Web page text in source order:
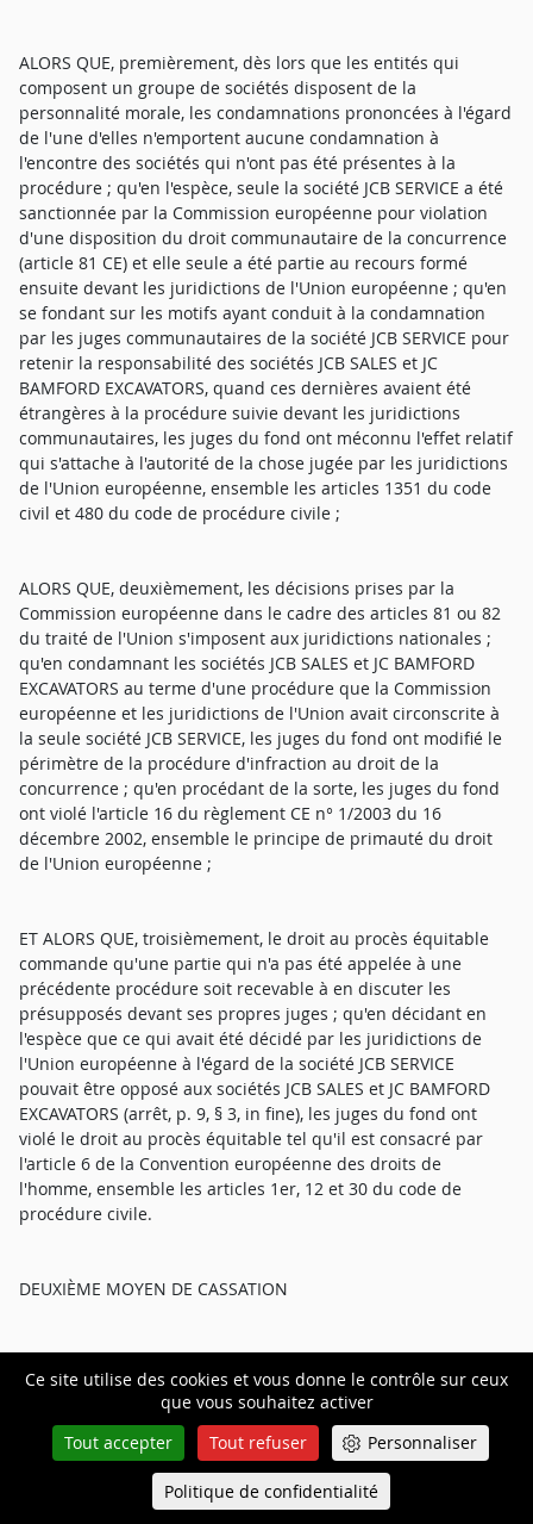
Ce site utilise des cookies et vous donne le contrôle sur ceux
que vous souhaitez activer
Tout accepter
Tout refuser Personnaliser
Politique de confidentialité
ALORS QUE, premièrement, dès lors que les entités qui
composent un groupe de sociétés disposent de la
personnalité morale, les condamnations prononcées à l'égard
de l'une d'elles n'emportent aucune condamnation à
l'encontre des sociétés qui n'ont pas été présentes à la
procédure ; qu'en l'espèce, seule la société JCB SERVICE a été
sanctionnée par la Commission européenne pour violation
d'une disposition du droit communautaire de la concurrence
(article 81 CE) et elle seule a été partie au recours formé
ensuite devant les juridictions de l'Union européenne ; qu'en
se fondant sur les motifs ayant conduit à la condamnation
par les juges communautaires de la société JCB SERVICE pour
retenir la responsabilité des sociétés JCB SALES et JC
BAMFORD EXCAVATORS, quand ces dernières avaient été
étrangères à la procédure suivie devant les juridictions
communautaires, les juges du fond ont méconnu l'effet relatif
qui s'attache à l'autorité de la chose jugée par les juridictions
de l'Union européenne, ensemble les articles 1351 du code
civil et 480 du code de procédure civile ;
ALORS QUE, deuxièmement, les décisions prises par la
Commission européenne dans le cadre des articles 81 ou 82
du traité de l'Union s'imposent aux juridictions nationales ;
qu'en condamnant les sociétés JCB SALES et JC BAMFORD
EXCAVATORS au terme d'une procédure que la Commission
européenne et les juridictions de l'Union avait circonscrite à
la seule société JCB SERVICE, les juges du fond ont modifié le
périmètre de la procédure d'infraction au droit de la
concurrence ; qu'en procédant de la sorte, les juges du fond
ont violé l'article 16 du règlement CE n° 1/2003 du 16
décembre 2002, ensemble le principe de primauté du droit
de l'Union européenne ;
ET ALORS QUE, troisièmement, le droit au procès équitable
commande qu'une partie qui n'a pas été appelée à une
précédente procédure soit recevable à en discuter les
présupposés devant ses propres juges ; qu'en décidant en
l'espèce que ce qui avait été décidé par les juridictions de
l'Union européenne à l'égard de la société JCB SERVICE
pouvait être opposé aux sociétés JCB SALES et JC BAMFORD
EXCAVATORS (arrêt, p. 9, § 3, in fine), les juges du fond ont
violé le droit au procès équitable tel qu'il est consacré par
l'article 6 de la Convention européenne des droits de
l'homme, ensemble les articles 1er, 12 et 30 du code de
procédure civile.
DEUXIÈME MOYEN DE CASSATION
EN CE QU' il a retenu la responsabilité des sociétés JCB SALES
LTD et JC BAMFORD EXCAVATORS LTD et a ordonné avant dire
droit une expertise sur l'étendue du préjudice de la société
CENTRAL PARTS ;
Queue-Fair